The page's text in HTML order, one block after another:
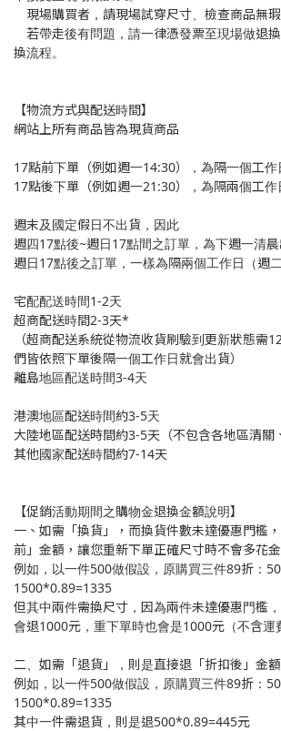
現場購買者，請現場試穿尺寸、檢查商品無瑕
若帶走後有問題，請一律憑發票至現場做退
換流程。
【物流方式與配送時間】
網站上所有商品皆為現貨商品
17點前下單（例如週一14:30），為隔一個工
17點後下單（例如週一21:30），為隔兩個工
週末及國定假日不出貨，因此
週四17點後~週日17點間之訂單，為下週一清
週日17點後之訂單，一樣為隔兩個工作日（週
宅配配送時間1-2天
超商配送時間2-3天*
（超商配送系統從物流收貨刷驗到更新狀態需
們皆依照下單後隔一個工作日就會出貨）
離島地區配送時間3-4天
港澳地區配送時間約3-5天
大陸地區配送時間約3-5天（不包含各地區清關
其他國家配送時間約7-14天
【促銷活動期間之購物金退換金額說明】
一、如需「換貨」，而換貨件數未達優惠門檻
前」金額，讓您重新下單正確尺寸時不會多花金
例如，以一件500做假設，原購買三件89折：
1500*0.89=1335
但其中兩件需換尺寸，因為兩件未達優惠門檻
會退1000元，重下單時也會是1000元（不含運
二、如需「退貨」，則是直接退「折扣後」金額
例如，以一件500做假設，原購買三件89折：
1500*0.89=1335
其中一件需退貨，則是退500*0.89=445元